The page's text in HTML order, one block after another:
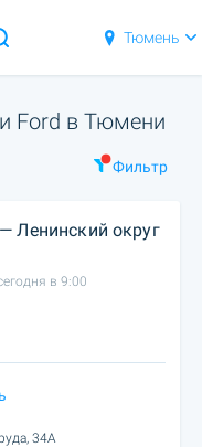
Тюмень
Ford в Тюмени
Фильтр
Ленинский округ
в 9:00
34А